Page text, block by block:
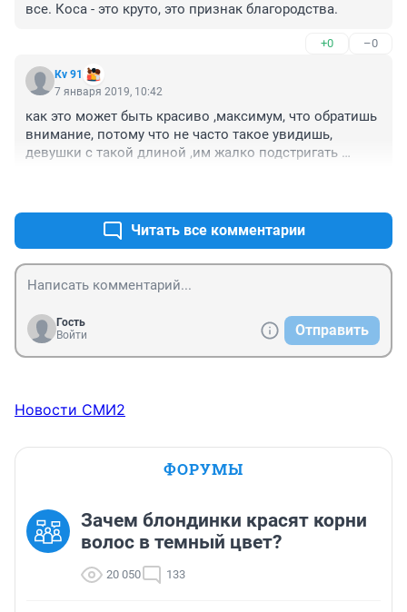
все. Коса - это круто, это признак благородства.
+0 –0
Кv 91
7 января 2019, 10:42
как это может быть красиво ,максимум, что обратишь
внимание, потому что не часто такое увидишь,
девушки с такой длиной ,им жалко подстригать
конские волосы!Читать все комментарии
Гость
Войти
Отправить
Новости СМИ2
ФОРУМЫ
Зачем блондинки красят корни
волос в темный цвет?
20 050 133